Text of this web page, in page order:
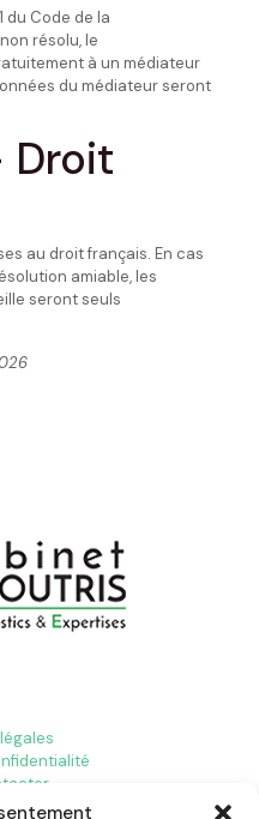
du Code de la
résolu, le
à un médiateur
du médiateur seront
Droit
au droit français. En cas
amiable, les
seront seuls